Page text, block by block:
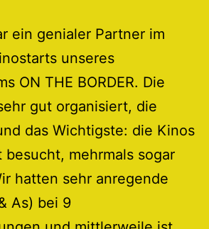
ein genialer Partner im
unseres
ON THE BORDER. Die
gut organisiert, die
das Wichtigste: die Kinos
mehrmals sogar
hatten sehr anregende
As) bei 9